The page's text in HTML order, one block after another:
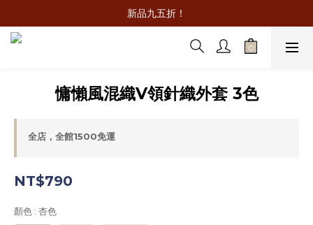
新品九五折！
慵懶風混織V領針織外套 3色
全店，全館1500免運
NT$790
顏色 : 杏色